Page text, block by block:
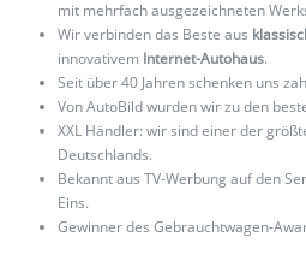
mit mehrfach ausgezeichneten
Wir verbinden das Beste aus
innovativem Internet-Autohaus.
Seit über 40 Jahren schenken uns
Von AutoBild wurden wir zu den
XXL Händler: wir sind einer der
Deutschlands.
Bekannt aus TV-Werbung auf den
Eins.
Gewinner des Gebrauchtwagen-